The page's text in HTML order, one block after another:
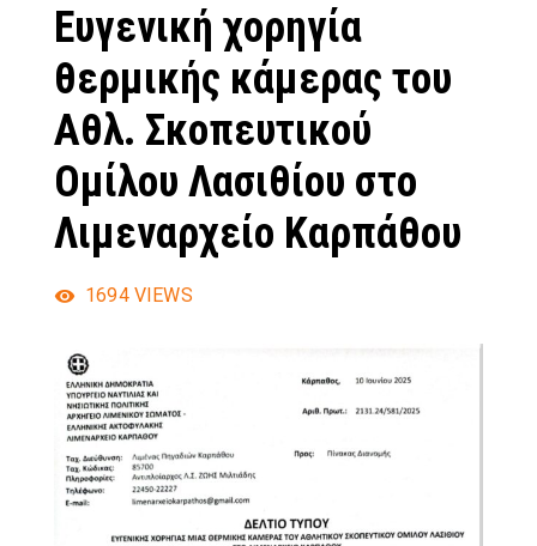
Ευγενική χορηγία
θερμικής κάμερας του
Αθλ. Σκοπευτικού
Ομίλου Λασιθίου στο
Λιμεναρχείο Καρπάθου
1694 VIEWS